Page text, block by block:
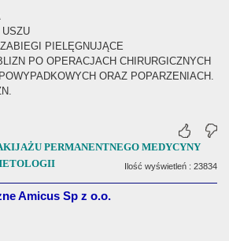
USZU
PIELĘGNUJĄCE
PO OPERACJACH CHIRURGICZNYCH
ORAZ POPARZENIACH.
PERMANENTNEGO MEDYCYNY
Ilość wyświetleń : 23834
Amicus Sp z o.o.